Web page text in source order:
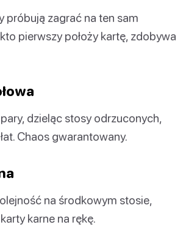
próbują zagrać na ten sam
pierwszy położy kartę, zdobywa
dzieląc stosy odrzuconych,
Chaos gwarantowany.
na środkowym stosie,
karne na rękę.